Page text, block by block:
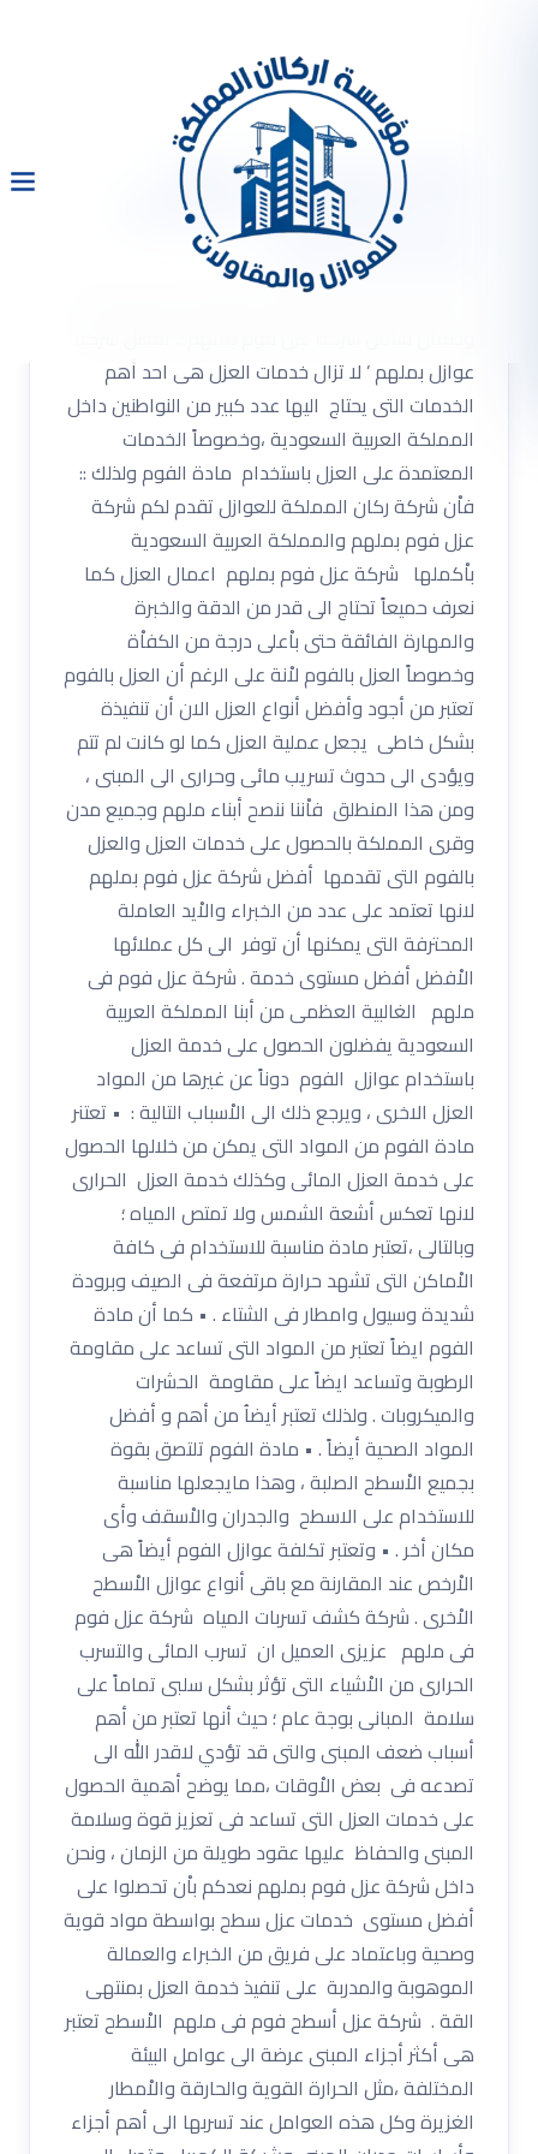
شركة عزل فوم بملهم
وضمان شامل
عوازل بملهم ’ لا تزال خدمات العزل هى احد أهم
الخدمات التى يحتاج اليها عدد كبير من النواطنين داخل
المملكة العربية السعودية ،وخصوصاً الخدمات
المعتمدة على العزل باستخدام مادة الفوم ولذلك ::
فاْن شركة ركان المملكة للعوازل تقدم لكم شركة
عزل فوم بملهم والمملكة العربية السعودية
باْكملها شركة عزل فوم بملهم اعمال العزل كما
نعرف حميعاً تحتاج الى قدر من الدقة والخبرة
والمهارة الفائقة حتى باْعلى درجة من الكفاْة
وخصوصاً العزل بالفوم لاْنة على الرغم أن العزل بالفوم
تعتبر من أجود وأفضل أنواع العزل الان أن تنفيذة
بشكل خاطى يجعل عملية العزل كما لو كانت لم تتم
ويؤدى الى حدوث تسريب مائى وحرارى الى المبنى ،
ومن هذا المنطلق فاْننا ننصح أبناء ملهم وجميع مدن
وقرى المملكة بالحصول على خدمات العزل والعزل
بالفوم التى تقدمها أفضل شركة عزل فوم بملهم
لانها تعتمد على عدد من الخبراء والاْيد العاملة
المحترفة التى يمكنها أن توفر الى كل عملائها
الاْفضل أفضل مستوى خدمة . شركة عزل فوم فى
ملهم الغالبية العظمى من أبنا المملكة العربية
السعودية يفضلون الحصول على خدمة العزل
باستخدام عوازل الفوم دوناً عن غيرها من المواد
العزل الاخرى ، ويرجع ذلك الى الاْسباب التالية : • تعتنر
مادة الفوم من المواد التى يمكن من خلالها الحصول
على خدمة العزل المائى وكذلك خدمة العزل الحرارى
لانها تعكس أشعة الشمس ولا تمتص المياه ؛
وبالتالى ،تعتبر مادة مناسبة للاستخدام فى كافة
الاْماكن التى تشهد حرارة مرتفعة فى الصيف وبرودة
شديدة وسيول وامطار فى الشتاء . • كما أن مادة
الفوم ايضاً تعتبر من المواد التى تساعد على مقاومة
الرطوبة وتساعد ايضاً على مقاومة الحشرات
والميكروبات . ولذلك تعتبر أيضاُ من أهم و أفضل
المواد الصحية أيضاً . • مادة الفوم تلتصق بقوة
بجميع الاْسطح الصلبة ، وهذا مايجعلها مناسبة
للاستخدام على الاسطح والجدران والاْسقف وأى
مكان أخر . • وتعتبر تكلفة عوازل الفوم أيضاً هى
الاْرخص عند المقارنة مع باقى أنواع عوازل الاْسطح
الاْخرى . شركة كشف تسربات المياه شركة عزل فوم
فى ملهم عزيزى العميل ان تسرب المائى والتسرب
الحرارى من الاْشياء التى تؤثر بشكل سلبى تماماً على
سلامة المبانى بوجة عام ؛ حيث أنها تعتبر من أهم
أسباب ضعف المبنى والتى قد تؤدي لاقدر الله الى
تصدعه فى بعض الاْوقات ،مما يوضح أهمية الحصول
على خدمات العزل التى تساعد فى تعزيز قوة وسلامة
المبنى والحفاظ عليها عقود طويلة من الزمان ، ونحن
داخل شركة عزل فوم بملهم نعدكم باْن تحصلوا على
أفضل مستوى خدمات عزل سطح بواسطة مواد قوية
وصحية وباعتماد على فريق من الخبراء والعمالة
الموهوبة والمدربة على تنفيذ خدمة العزل بمنتهى
القة . شركة عزل أسطح فوم فى ملهم الاْسطح تعتبر
هى أكثر أجزاء المبنى عرضة الى عوامل البيئة
المختلفة ،مثل الحرارة القوية والحارقة والاْمطار
الغزيرة وكل هذه العوامل عند تسربها الى أهم أجزاء